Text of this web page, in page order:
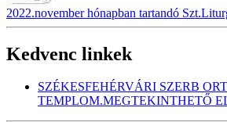
2022.november hónapban tartandó
Kedvenc linkek
SZÉKESFEHÉRVÁRI SZERB
TEMPLOM.MEGTEKINTHETŐ